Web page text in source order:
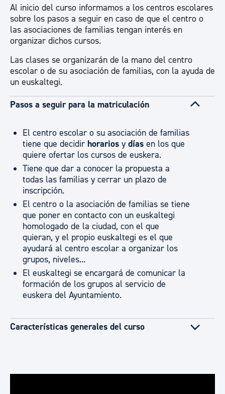
Al inicio del curso informamos a los centros escolares
sobre los pasos a seguir en caso de que el centro o
las asociaciones de familias tengan interés en
organizar dichos cursos.
Las clases se organizarán de la mano del centro
escolar o de su asociación de familias, con la ayuda de
un euskaltegi.
Pasos a seguir para la matriculación
El centro escolar o su asociación de familias
tiene que decidir horarios y días en los que
quiere ofertar los cursos de euskera.
Tiene que dar a conocer la propuesta a
todas las familias y cerrar un plazo de
inscripción.
El centro o la asociación de familias se tiene
que poner en contacto con un euskaltegi
homologado de la ciudad, con el que
quieran, y el propio euskaltegi es el que
ayudará al centro escolar a organizar los
grupos, niveles...
El euskaltegi se encargará de comunicar la
formación de los grupos al servicio de
euskera del Ayuntamiento.
Características generales del curso